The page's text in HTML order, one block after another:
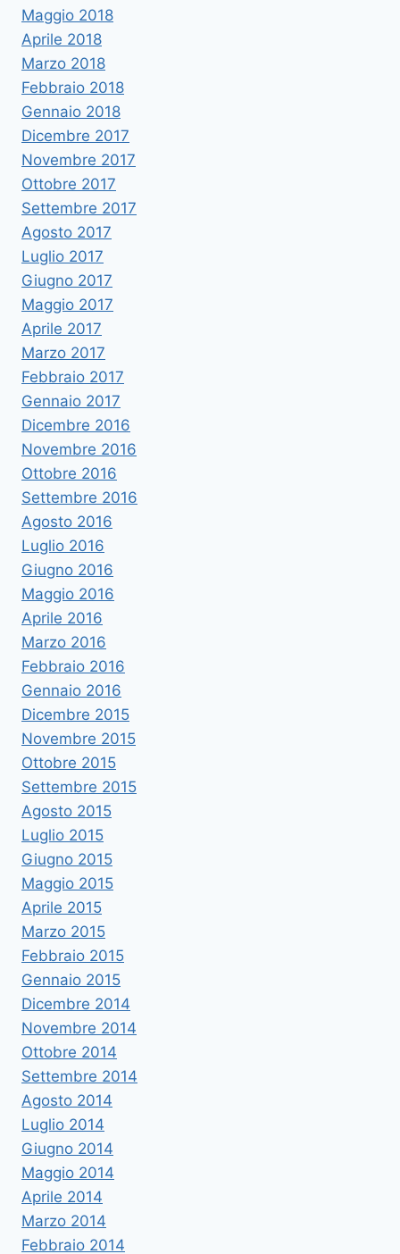
Maggio 2018
Aprile 2018
Marzo 2018
Febbraio 2018
Gennaio 2018
Dicembre 2017
Novembre 2017
Ottobre 2017
Settembre 2017
Agosto 2017
Luglio 2017
Giugno 2017
Maggio 2017
Aprile 2017
Marzo 2017
Febbraio 2017
Gennaio 2017
Dicembre 2016
Novembre 2016
Ottobre 2016
Settembre 2016
Agosto 2016
Luglio 2016
Giugno 2016
Maggio 2016
Aprile 2016
Marzo 2016
Febbraio 2016
Gennaio 2016
Dicembre 2015
Novembre 2015
Ottobre 2015
Settembre 2015
Agosto 2015
Luglio 2015
Giugno 2015
Maggio 2015
Aprile 2015
Marzo 2015
Febbraio 2015
Gennaio 2015
Dicembre 2014
Novembre 2014
Ottobre 2014
Settembre 2014
Agosto 2014
Luglio 2014
Giugno 2014
Maggio 2014
Aprile 2014
Marzo 2014
Febbraio 2014